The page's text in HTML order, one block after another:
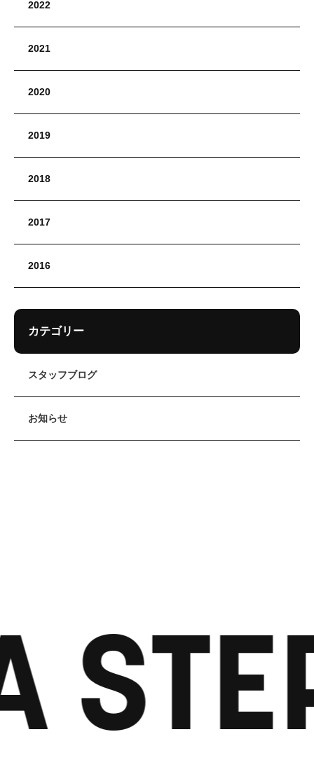
2022
2021
2020
2019
2018
2017
2016
カテゴリー
スタッフブログ
お知らせ